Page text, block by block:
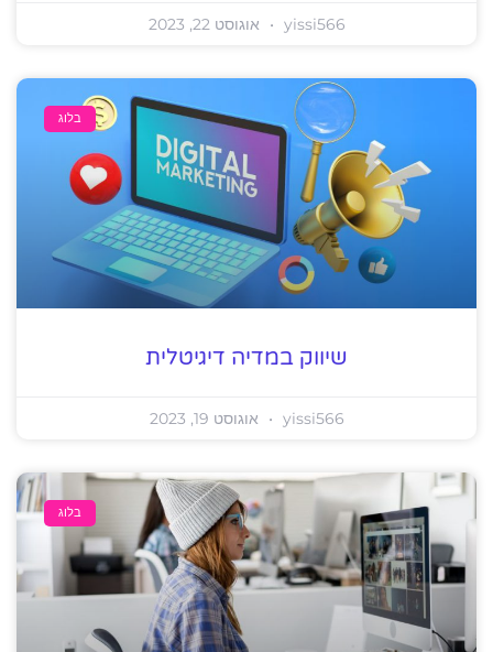
yissi566 אוגוסט 22, 2023
בלוג
שיווק במדיה דיגיטלית
yissi566 אוגוסט 19, 2023
בלוג